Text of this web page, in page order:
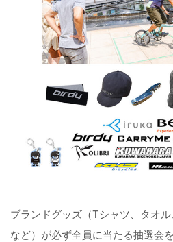
ブランドグッズ（Tシャツ、タオ
など）が必ず全員に当たる抽選会